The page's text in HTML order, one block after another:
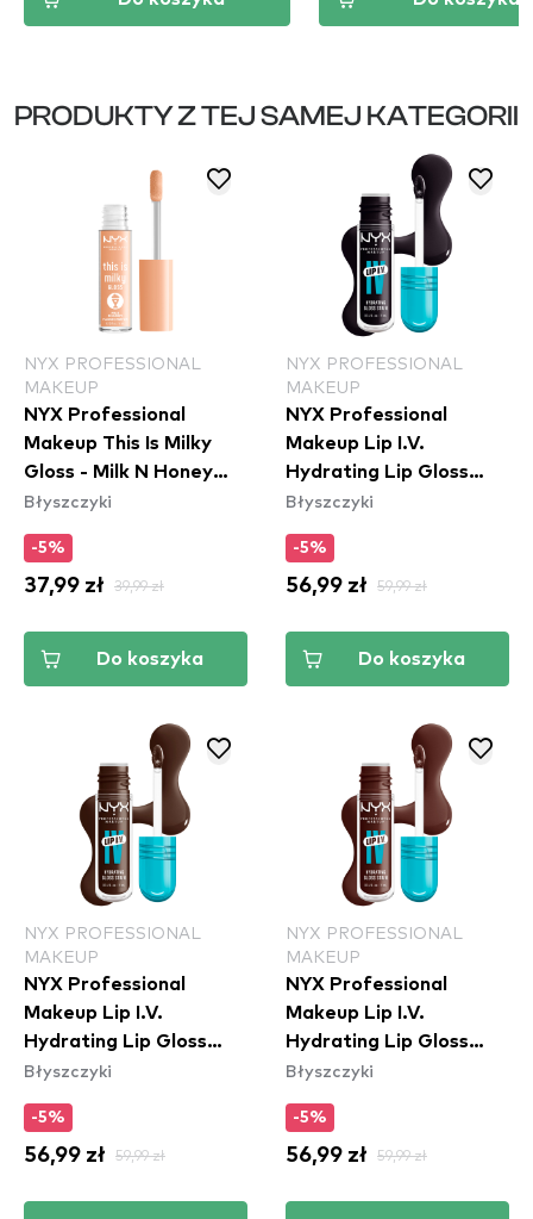
PRODUKTY Z TEJ SAMEJ KATEGORII
NYX PROFESSIONAL
MAKEUP
NYX Professional
Makeup This Is Milky
Gloss - Milk N Honey
(TIMG17)
Błyszczyki
-5%
37,99 zł 39,99 zł
Do koszyka
NYX PROFESSIONAL
MAKEUP
NYX Professional
Makeup Lip I.V.
Hydrating Lip Gloss
Stain - 16 Grape Gushin
Błyszczyki
-5%
56,99 zł 59,99 zł
Do koszyka
NYX PROFESSIONAL
MAKEUP
NYX Professional
Makeup Lip I.V.
Hydrating Lip Gloss
Stain - 06 Espresso
Błyszczyki
-5%
56,99 zł 59,99 zł
NYX PROFESSIONAL
MAKEUP
NYX Professional
Makeup Lip I.V.
Hydrating Lip Gloss
Stain - 05 Mocha Me
Błyszczyki
-5%
56,99 zł 59,99 zł